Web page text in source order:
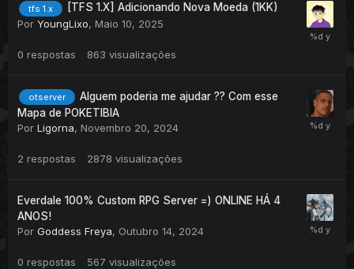
tfs 1.x
[TFS 1.X] Adicionando Nova Moeda (1KK)
Por YoungLixo, Maio 10, 2025
0 respostas 863 visualizações
otserver
Alguem poderia me ajudar ?? Com esse
Mapa de POKETIBIA
Por Ligorna, Novembro 20, 2024
2 respostas 2878 visualizações
Everdale 100% Custom RPG Server =) ONLINE HÁ 4
ANOS!
Por Goddess Freya, Outubro 14, 2024
0 respostas 567 visualizações